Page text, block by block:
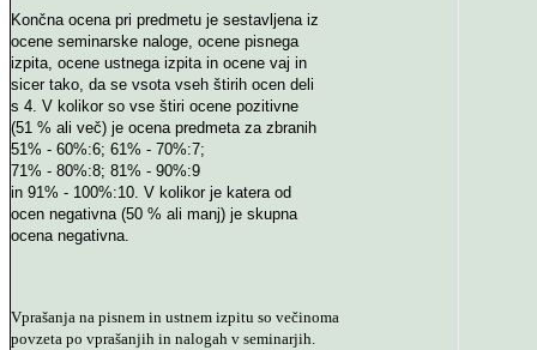
Končna ocena pri predmetu je sestavljena iz
ocene seminarske naloge, ocene pisnega
izpita, ocene ustnega izpita in ocene vaj in
sicer tako, da se vsota vseh štirih ocen deli
s 4. V kolikor so vse štiri ocene pozitivne
(51 % ali več) je ocena predmeta za zbranih
51% - 60%:6; 61% - 70%:7;
71% - 80%:8; 81% - 90%:9
in 91% - 100%:10. V kolikor je katera od
ocen negativna (50 % ali manj) je skupna
ocena negativna.
Vprašanja na pisnem in ustnem izpitu so večinoma
povzeta po vprašanjih in nalogah v seminarjih.